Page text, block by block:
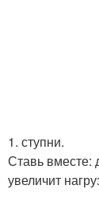
1. ступни.
Ставь вместе:
увеличит